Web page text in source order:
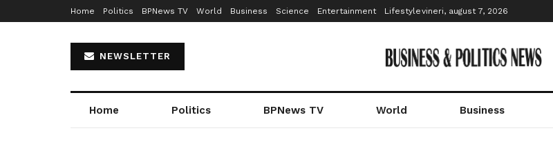
Home Politics BPNews TV World Business Science Entertainment Lifestylevineri, august 7, 2026
NEWSLETTER
Home Politics BPNews TV World Business